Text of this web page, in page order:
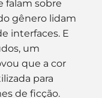
falam sobre
gênero lidam
interfaces. E
um
que a cor
para
de ficção.